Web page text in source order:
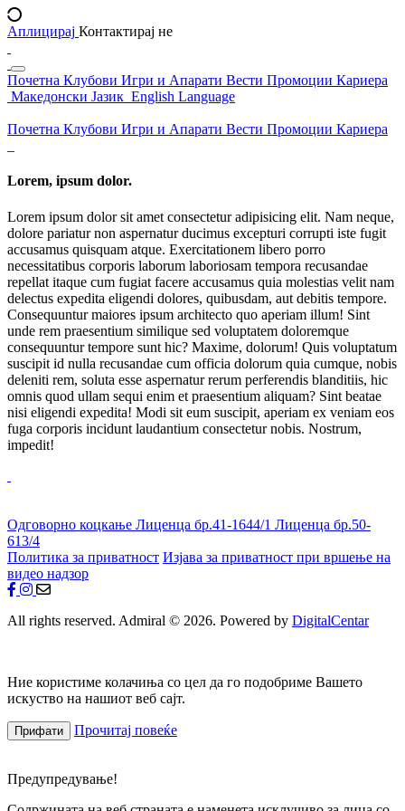
Аплицирај Контактирај не
Почетна Клубови Игри и Апарати Вести Промоции Кариера
Македонски Јазик English Language
Почетна Клубови Игри и Апарати Вести Промоции Кариера
Lorem, ipsum dolor.
Lorem ipsum dolor sit amet consectetur adipisicing elit. Nam neque,
dolore pariatur non aspernatur ducimus excepturi corrupti iste fugit
accusamus quisquam atque. Exercitationem libero porro
necessitatibus corporis laborum laboriosam tempora recusandae
repellat itaque cum fugiat facere accusamus quia molestias velit nam
delectus expedita eligendi dolores, quibusdam, aut debitis tempore.
Consequuntur maiores ipsum architecto quo aperiam illum! Sint
unde rem praesentium similique sed voluptatem doloremque
consequuntur tempore sunt hic? Maxime, dolorum! Quis voluptatum
suscipit id nulla recusandae cum officia dolorum quia cumque, nobis
deleniti rem, soluta esse aspernatur rerum perferendis blanditiis, hic
omnis quod ullam sequi enim et praesentium aliquam? Sint beatae
nisi eligendi expedita! Modi sit eum suscipit, aperiam ex veniam eos
fuga corporis incidunt laudantium consectetur nobis. Nostrum,
impedit!
Одговорно коцкање Лиценца бр.41-1644/1 Лиценца бр.50-
613/4
Политика за приватност Изјава за приватност при вршење на
видео надзор
All rights reserved. Admiral © 2026. Powered by DigitalCentar
Ние користиме колачиња со цел да го подобриме Вашето
искуство на нашиот веб сајт.
Прифати Прочитај повеќе
Предупредување!